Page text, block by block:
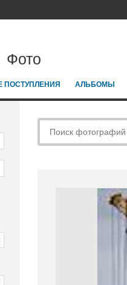
Фото
ПОСТУПЛЕНИЯ АЛЬБОМЫ